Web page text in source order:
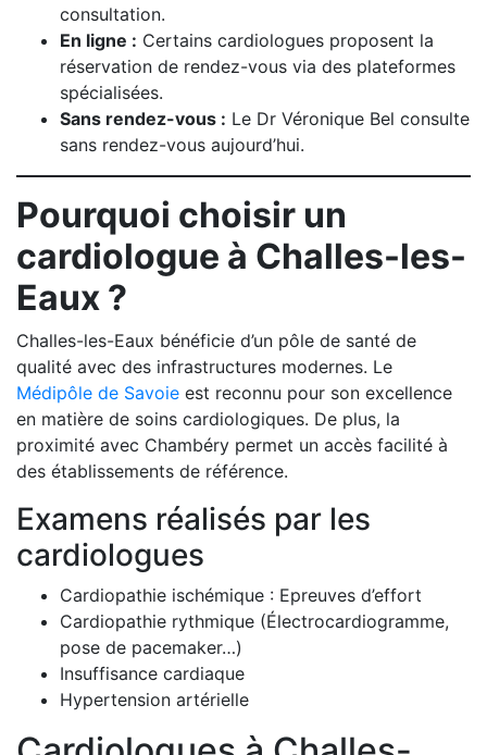
consultation.
En ligne : Certains cardiologues proposent la
réservation de rendez-vous via des plateformes
spécialisées.
Sans rendez-vous : Le Dr Véronique Bel consulte
sans rendez-vous aujourd’hui.
Pourquoi choisir un
cardiologue à Challes-les-
Eaux ?
Challes-les-Eaux bénéficie d’un pôle de santé de
qualité avec des infrastructures modernes. Le
Médipôle de Savoie est reconnu pour son excellence
en matière de soins cardiologiques. De plus, la
proximité avec Chambéry permet un accès facilité à
des établissements de référence.
Examens réalisés par les
cardiologues
Cardiopathie ischémique : Epreuves d’effort
Cardiopathie rythmique (Électrocardiogramme,
pose de pacemaker…)
Insuffisance cardiaque
Hypertension artérielle